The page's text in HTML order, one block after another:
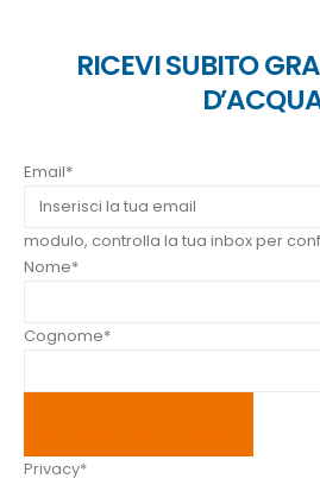
RICEVI SUBITO
Email*
modulo, controlla la tua inbox per
Nome*
Cognome*
Privacy*